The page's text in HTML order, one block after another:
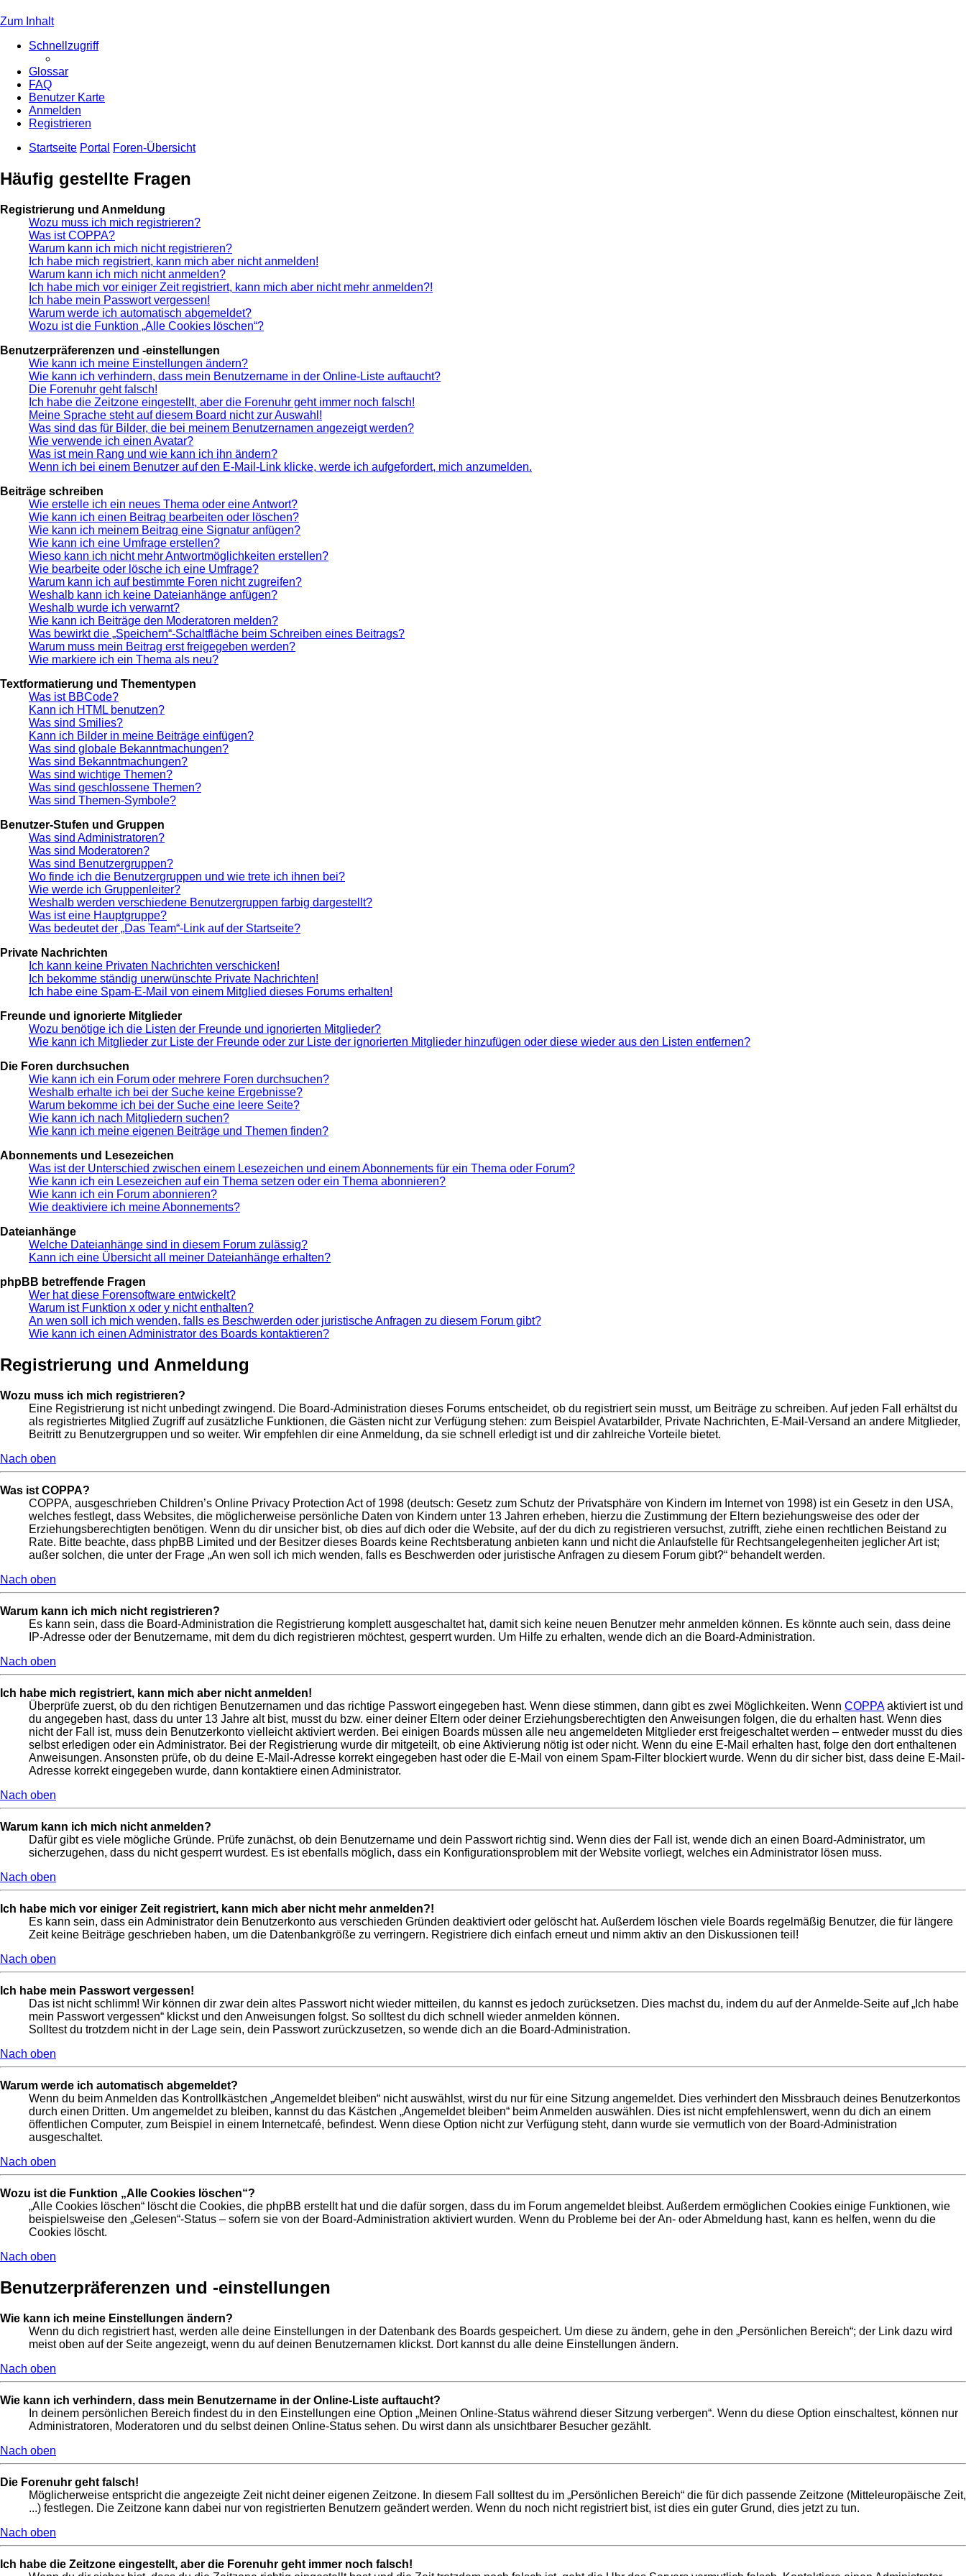
Zum Inhalt
Schnellzugriff
Glossar
FAQ
Benutzer Karte
Anmelden
Registrieren
Startseite Portal Foren-Übersicht
Häufig gestellte Fragen
Registrierung und Anmeldung
Wozu muss ich mich registrieren?
Was ist COPPA?
Warum kann ich mich nicht registrieren?
Ich habe mich registriert, kann mich aber nicht anmelden!
Warum kann ich mich nicht anmelden?
Ich habe mich vor einiger Zeit registriert, kann mich aber nicht mehr anmelden?!
Ich habe mein Passwort vergessen!
Warum werde ich automatisch abgemeldet?
Wozu ist die Funktion „Alle Cookies löschen“?
Benutzerpräferenzen und -einstellungen
Wie kann ich meine Einstellungen ändern?
Wie kann ich verhindern, dass mein Benutzername in der Online-Liste auftaucht?
Die Forenuhr geht falsch!
Ich habe die Zeitzone eingestellt, aber die Forenuhr geht immer noch falsch!
Meine Sprache steht auf diesem Board nicht zur Auswahl!
Was sind das für Bilder, die bei meinem Benutzernamen angezeigt werden?
Wie verwende ich einen Avatar?
Was ist mein Rang und wie kann ich ihn ändern?
Wenn ich bei einem Benutzer auf den E-Mail-Link klicke, werde ich aufgefordert, mich anzumelden.
Beiträge schreiben
Wie erstelle ich ein neues Thema oder eine Antwort?
Wie kann ich einen Beitrag bearbeiten oder löschen?
Wie kann ich meinem Beitrag eine Signatur anfügen?
Wie kann ich eine Umfrage erstellen?
Wieso kann ich nicht mehr Antwortmöglichkeiten erstellen?
Wie bearbeite oder lösche ich eine Umfrage?
Warum kann ich auf bestimmte Foren nicht zugreifen?
Weshalb kann ich keine Dateianhänge anfügen?
Weshalb wurde ich verwarnt?
Wie kann ich Beiträge den Moderatoren melden?
Was bewirkt die „Speichern“-Schaltfläche beim Schreiben eines Beitrags?
Warum muss mein Beitrag erst freigegeben werden?
Wie markiere ich ein Thema als neu?
Textformatierung und Thementypen
Was ist BBCode?
Kann ich HTML benutzen?
Was sind Smilies?
Kann ich Bilder in meine Beiträge einfügen?
Was sind globale Bekanntmachungen?
Was sind Bekanntmachungen?
Was sind wichtige Themen?
Was sind geschlossene Themen?
Was sind Themen-Symbole?
Benutzer-Stufen und Gruppen
Was sind Administratoren?
Was sind Moderatoren?
Was sind Benutzergruppen?
Wo finde ich die Benutzergruppen und wie trete ich ihnen bei?
Wie werde ich Gruppenleiter?
Weshalb werden verschiedene Benutzergruppen farbig dargestellt?
Was ist eine Hauptgruppe?
Was bedeutet der „Das Team“-Link auf der Startseite?
Private Nachrichten
Ich kann keine Privaten Nachrichten verschicken!
Ich bekomme ständig unerwünschte Private Nachrichten!
Ich habe eine Spam-E-Mail von einem Mitglied dieses Forums erhalten!
Freunde und ignorierte Mitglieder
Wozu benötige ich die Listen der Freunde und ignorierten Mitglieder?
Wie kann ich Mitglieder zur Liste der Freunde oder zur Liste der ignorierten Mitglieder hinzufügen oder diese wieder aus den Listen entfernen?
Die Foren durchsuchen
Wie kann ich ein Forum oder mehrere Foren durchsuchen?
Weshalb erhalte ich bei der Suche keine Ergebnisse?
Warum bekomme ich bei der Suche eine leere Seite?
Wie kann ich nach Mitgliedern suchen?
Wie kann ich meine eigenen Beiträge und Themen finden?
Abonnements und Lesezeichen
Was ist der Unterschied zwischen einem Lesezeichen und einem Abonnements für ein Thema oder Forum?
Wie kann ich ein Lesezeichen auf ein Thema setzen oder ein Thema abonnieren?
Wie kann ich ein Forum abonnieren?
Wie deaktiviere ich meine Abonnements?
Dateianhänge
Welche Dateianhänge sind in diesem Forum zulässig?
Kann ich eine Übersicht all meiner Dateianhänge erhalten?
phpBB betreffende Fragen
Wer hat diese Forensoftware entwickelt?
Warum ist Funktion x oder y nicht enthalten?
An wen soll ich mich wenden, falls es Beschwerden oder juristische Anfragen zu diesem Forum gibt?
Wie kann ich einen Administrator des Boards kontaktieren?
Registrierung und Anmeldung
Wozu muss ich mich registrieren?
Eine Registrierung ist nicht unbedingt zwingend. Die Board-Administration dieses Forums entscheidet, ob du registriert sein musst, um Beiträge zu schreiben. Auf jeden Fall erhältst du
als registriertes Mitglied Zugriff auf zusätzliche Funktionen, die Gästen nicht zur Verfügung stehen: zum Beispiel Avatarbilder, Private Nachrichten, E-Mail-Versand an andere Mitglieder,
Beitritt zu Benutzergruppen und so weiter. Wir empfehlen dir eine Anmeldung, da sie schnell erledigt ist und dir zahlreiche Vorteile bietet.
Nach oben
Was ist COPPA?
COPPA, ausgeschrieben Children’s Online Privacy Protection Act of 1998 (deutsch: Gesetz zum Schutz der Privatsphäre von Kindern im Internet von 1998) ist ein Gesetz in den USA,
welches festlegt, dass Websites, die möglicherweise persönliche Daten von Kindern unter 13 Jahren erheben, hierzu die Zustimmung der Eltern beziehungsweise des oder der
Erziehungsberechtigten benötigen. Wenn du dir unsicher bist, ob dies auf dich oder die Website, auf der du dich zu registrieren versuchst, zutrifft, ziehe einen rechtlichen Beistand zu
Rate. Bitte beachte, dass phpBB Limited und der Besitzer dieses Boards keine Rechtsberatung anbieten kann und nicht die Anlaufstelle für Rechtsangelegenheiten jeglicher Art ist;
außer solchen, die unter der Frage „An wen soll ich mich wenden, falls es Beschwerden oder juristische Anfragen zu diesem Forum gibt?“ behandelt werden.
Nach oben
Warum kann ich mich nicht registrieren?
Es kann sein, dass die Board-Administration die Registrierung komplett ausgeschaltet hat, damit sich keine neuen Benutzer mehr anmelden können. Es könnte auch sein, dass deine
IP-Adresse oder der Benutzername, mit dem du dich registrieren möchtest, gesperrt wurden. Um Hilfe zu erhalten, wende dich an die Board-Administration.
Nach oben
Ich habe mich registriert, kann mich aber nicht anmelden!
Überprüfe zuerst, ob du den richtigen Benutzernamen und das richtige Passwort eingegeben hast. Wenn diese stimmen, dann gibt es zwei Möglichkeiten. Wenn COPPAaktiviert ist und
du angegeben hast, dass du unter 13 Jahre alt bist, musst du bzw. einer deiner Eltern oder deiner Erziehungsberechtigten den Anweisungen folgen, die du erhalten hast. Wenn dies
nicht der Fall ist, muss dein Benutzerkonto vielleicht aktiviert werden. Bei einigen Boards müssen alle neu angemeldeten Mitglieder erst freigeschaltet werden – entweder musst du dies
selbst erledigen oder ein Administrator. Bei der Registrierung wurde dir mitgeteilt, ob eine Aktivierung nötig ist oder nicht. Wenn du eine E-Mail erhalten hast, folge den dort enthaltenen
Anweisungen. Ansonsten prüfe, ob du deine E-Mail-Adresse korrekt eingegeben hast oder die E-Mail von einem Spam-Filter blockiert wurde. Wenn du dir sicher bist, dass deine E-Mail-
Adresse korrekt eingegeben wurde, dann kontaktiere einen Administrator.
Nach oben
Warum kann ich mich nicht anmelden?
Dafür gibt es viele mögliche Gründe. Prüfe zunächst, ob dein Benutzername und dein Passwort richtig sind. Wenn dies der Fall ist, wende dich an einen Board-Administrator, um
sicherzugehen, dass du nicht gesperrt wurdest. Es ist ebenfalls möglich, dass ein Konfigurationsproblem mit der Website vorliegt, welches ein Administrator lösen muss.
Nach oben
Ich habe mich vor einiger Zeit registriert, kann mich aber nicht mehr anmelden?!
Es kann sein, dass ein Administrator dein Benutzerkonto aus verschieden Gründen deaktiviert oder gelöscht hat. Außerdem löschen viele Boards regelmäßig Benutzer, die für längere
Zeit keine Beiträge geschrieben haben, um die Datenbankgröße zu verringern. Registriere dich einfach erneut und nimm aktiv an den Diskussionen teil!
Nach oben
Ich habe mein Passwort vergessen!
Das ist nicht schlimm! Wir können dir zwar dein altes Passwort nicht wieder mitteilen, du kannst es jedoch zurücksetzen. Dies machst du, indem du auf der Anmelde-Seite auf „Ich habe
mein Passwort vergessen“ klickst und den Anweisungen folgst. So solltest du dich schnell wieder anmelden können.
Solltest du trotzdem nicht in der Lage sein, dein Passwort zurückzusetzen, so wende dich an die Board-Administration.
Nach oben
Warum werde ich automatisch abgemeldet?
Wenn du beim Anmelden das Kontrollkästchen „Angemeldet bleiben“ nicht auswählst, wirst du nur für eine Sitzung angemeldet. Dies verhindert den Missbrauch deines Benutzerkontos
durch einen Dritten. Um angemeldet zu bleiben, kannst du das Kästchen „Angemeldet bleiben“ beim Anmelden auswählen. Dies ist nicht empfehlenswert, wenn du dich an einem
öffentlichen Computer, zum Beispiel in einem Internetcafé, befindest. Wenn diese Option nicht zur Verfügung steht, dann wurde sie vermutlich von der Board-Administration
ausgeschaltet.
Nach oben
Wozu ist die Funktion „Alle Cookies löschen“?
„Alle Cookies löschen“ löscht die Cookies, die phpBB erstellt hat und die dafür sorgen, dass du im Forum angemeldet bleibst. Außerdem ermöglichen Cookies einige Funktionen, wie
beispielsweise den „Gelesen“-Status – sofern sie von der Board-Administration aktiviert wurden. Wenn du Probleme bei der An- oder Abmeldung hast, kann es helfen, wenn du die
Cookies löscht.
Nach oben
Benutzerpräferenzen und -einstellungen
Wie kann ich meine Einstellungen ändern?
Wenn du dich registriert hast, werden alle deine Einstellungen in der Datenbank des Boards gespeichert. Um diese zu ändern, gehe in den „Persönlichen Bereich“; der Link dazu wird
meist oben auf der Seite angezeigt, wenn du auf deinen Benutzernamen klickst. Dort kannst du alle deine Einstellungen ändern.
Nach oben
Wie kann ich verhindern, dass mein Benutzername in der Online-Liste auftaucht?
In deinem persönlichen Bereich findest du in den Einstellungen eine Option „Meinen Online-Status während dieser Sitzung verbergen“. Wenn du diese Option einschaltest, können nur
Administratoren, Moderatoren und du selbst deinen Online-Status sehen. Du wirst dann als unsichtbarer Besucher gezählt.
Nach oben
Die Forenuhr geht falsch!
Möglicherweise entspricht die angezeigte Zeit nicht deiner eigenen Zeitzone. In diesem Fall solltest du im „Persönlichen Bereich“ die für dich passende Zeitzone (Mitteleuropäische Zeit,
...) festlegen. Die Zeitzone kann dabei nur von registrierten Benutzern geändert werden. Wenn du noch nicht registriert bist, ist dies ein guter Grund, dies jetzt zu tun.
Nach oben
Ich habe die Zeitzone eingestellt, aber die Forenuhr geht immer noch falsch!